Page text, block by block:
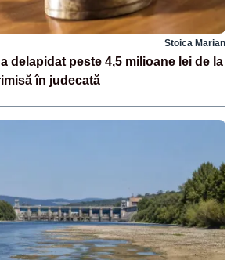
Stoica Marian
delapidat peste 4,5 milioane lei de la
în judecată